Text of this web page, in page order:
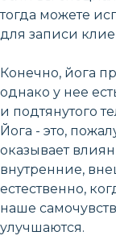
тогда можете
для записи
Конечно, йога
однако у нее
и подтянутого
Йога - это,
оказывает
внутренние,
естественно,
наше
улучшаются.